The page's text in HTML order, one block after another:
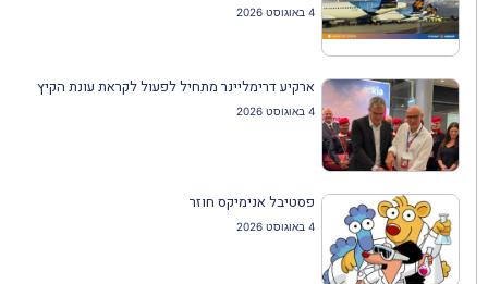
4 באוגוסט 2026
ארקיע דרימליינר מתחיל לפעול לקראת עונת הקיץ
4 באוגוסט 2026
פסטיבל אנימיקס חוזר
4 באוגוסט 2026